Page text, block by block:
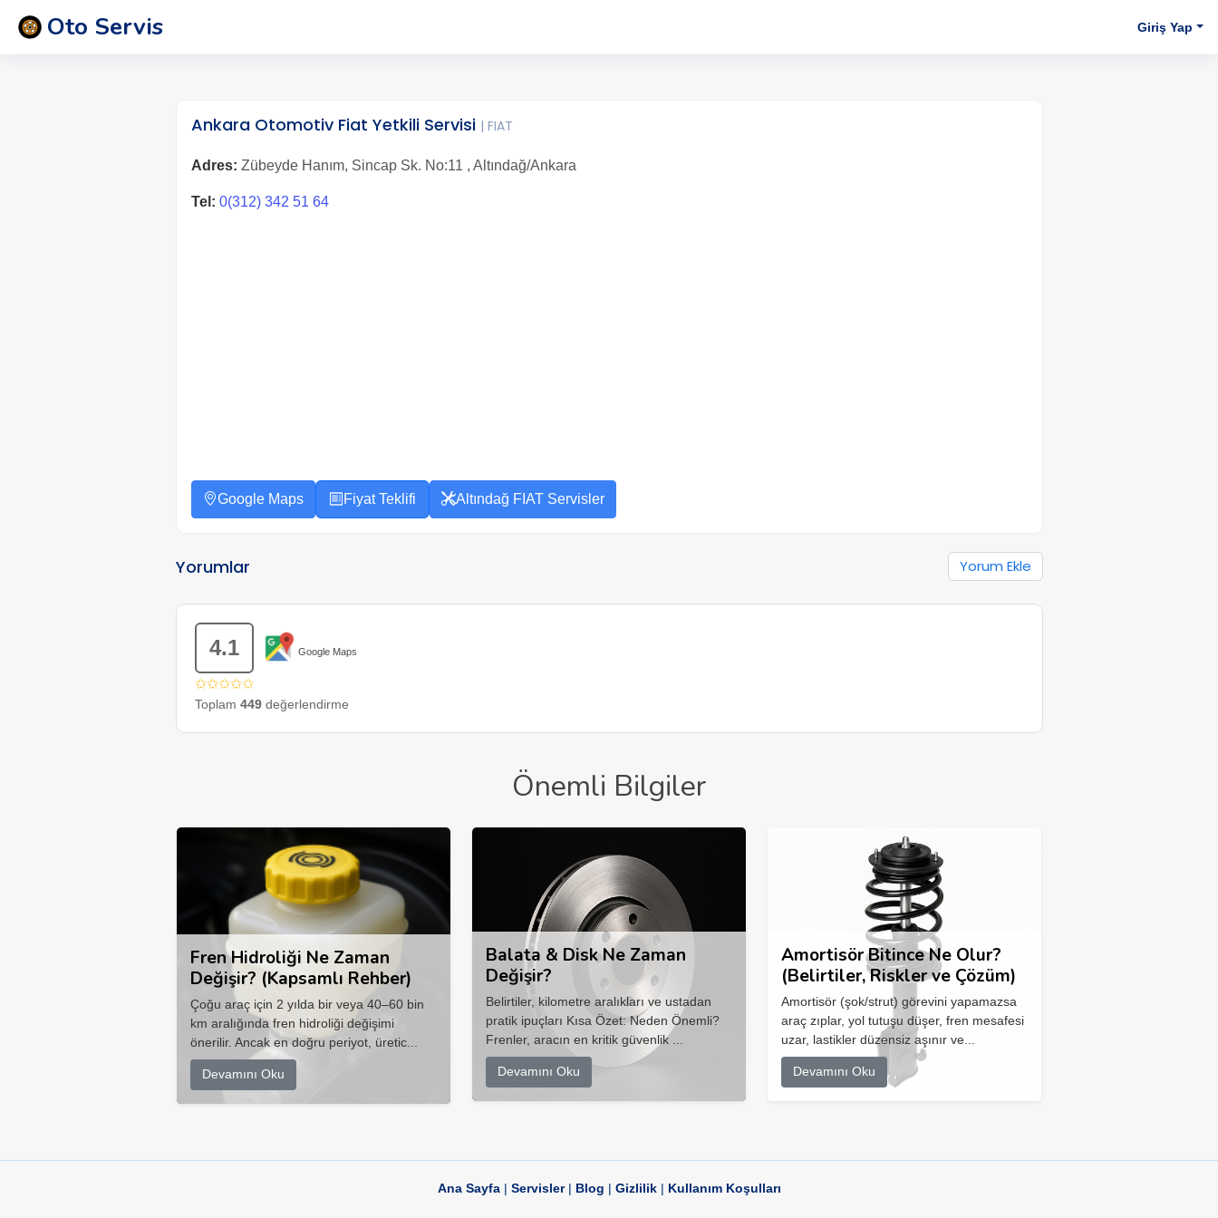
Oto Servis Giriş Yap
Ankara Otomotiv Fiat Yetkili Servisi | FIAT
Adres: Zübeyde Hanım, Sincap Sk. No:11 , Altındağ/Ankara
Tel: 0(312) 342 51 64
Google Maps Fiyat Teklifi Altındağ FIAT Servisler
Yorumlar Yorum Ekle
4.1 Google Maps
✩✩✩✩✩
Toplam 449değerlendirme
Önemli Bilgiler
Fren Hidroliği Ne Zaman
Değişir? (Kapsamlı Rehber)
Çoğu araç için 2 yılda bir veya 40–60 bin
km aralığında fren hidroliği değişimi
önerilir. Ancak en doğru periyot, üretic...
Devamını Oku
Balata & Disk Ne Zaman
Değişir?
Belirtiler, kilometre aralıkları ve ustadan
pratik ipuçları Kısa Özet: Neden Önemli?
Frenler, aracın en kritik güvenlik ...
Devamını Oku
Amortisör Bitince Ne Olur?
(Belirtiler, Riskler ve Çözüm)
Amortisör (şok/strut) görevini yapamazsa
araç zıplar, yol tutuşu düşer, fren mesafesi
uzar, lastikler düzensiz aşınır ve...
Devamını Oku
Ana Sayfa| Servisler| Blog | Gizlilik| Kullanım Koşulları